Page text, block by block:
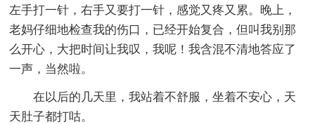
左手打一针，右手又要打一针，感觉又疼又累。晚上，
老妈仔细地检查我的伤口，已经开始复合，但叫我别那
么开心，大把时间让我叹，我呢！我含混不清地答应了
一声，当然啦。
在以后的几天里，我站着不舒服，坐着不安心，天
天肚子都打咕。